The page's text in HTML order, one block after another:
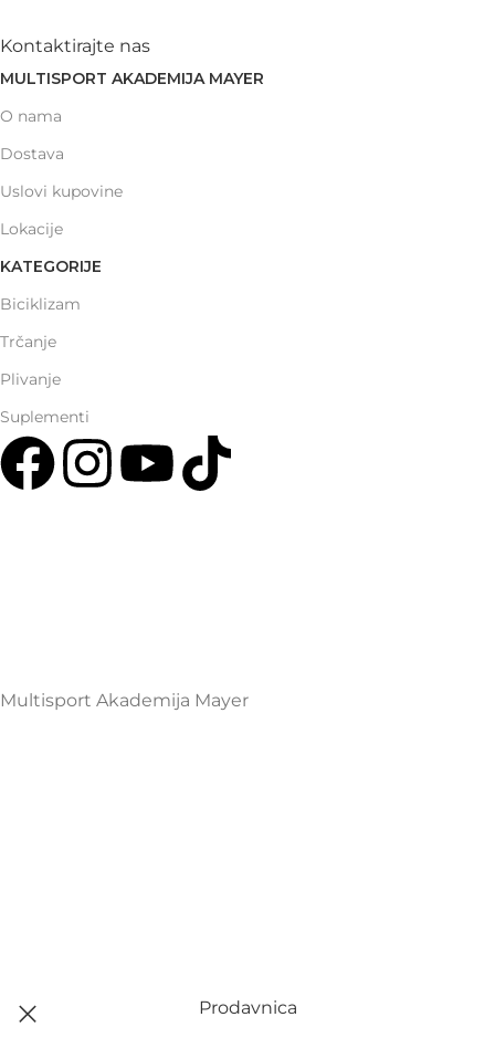
Kontaktirajte nas
MULTISPORT AKADEMIJA MAYER
O nama
Dostava
Uslovi kupovine
Lokacije
KATEGORIJE
Biciklizam
Trčanje
Plivanje
Suplementi
Multisport Akademija Mayer
Prodavnica